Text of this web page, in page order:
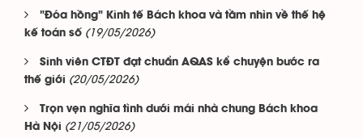
"Đóa hồng" Kinh tế Bách khoa và tầm nhìn về thế hệ
kế toán số (19/05/2026)
Sinh viên CTĐT đạt chuẩn AQAS kể chuyện bước ra
thế giới (20/05/2026)
Trọn vẹn nghĩa tình dưới mái nhà chung Bách khoa
Hà Nội (21/05/2026)